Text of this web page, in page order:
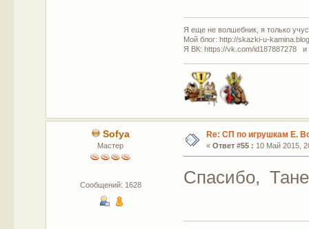
Я еще не волшебник, я только
Мой блог: http://skazki-u-
Я ВК: https://vk.com/id187887278 и
Sofya
Мастер
Сообщений: 1628
Re: СП по игрушкам Е.
« Ответ #55 : 10 Май 2015,
Спасибо,